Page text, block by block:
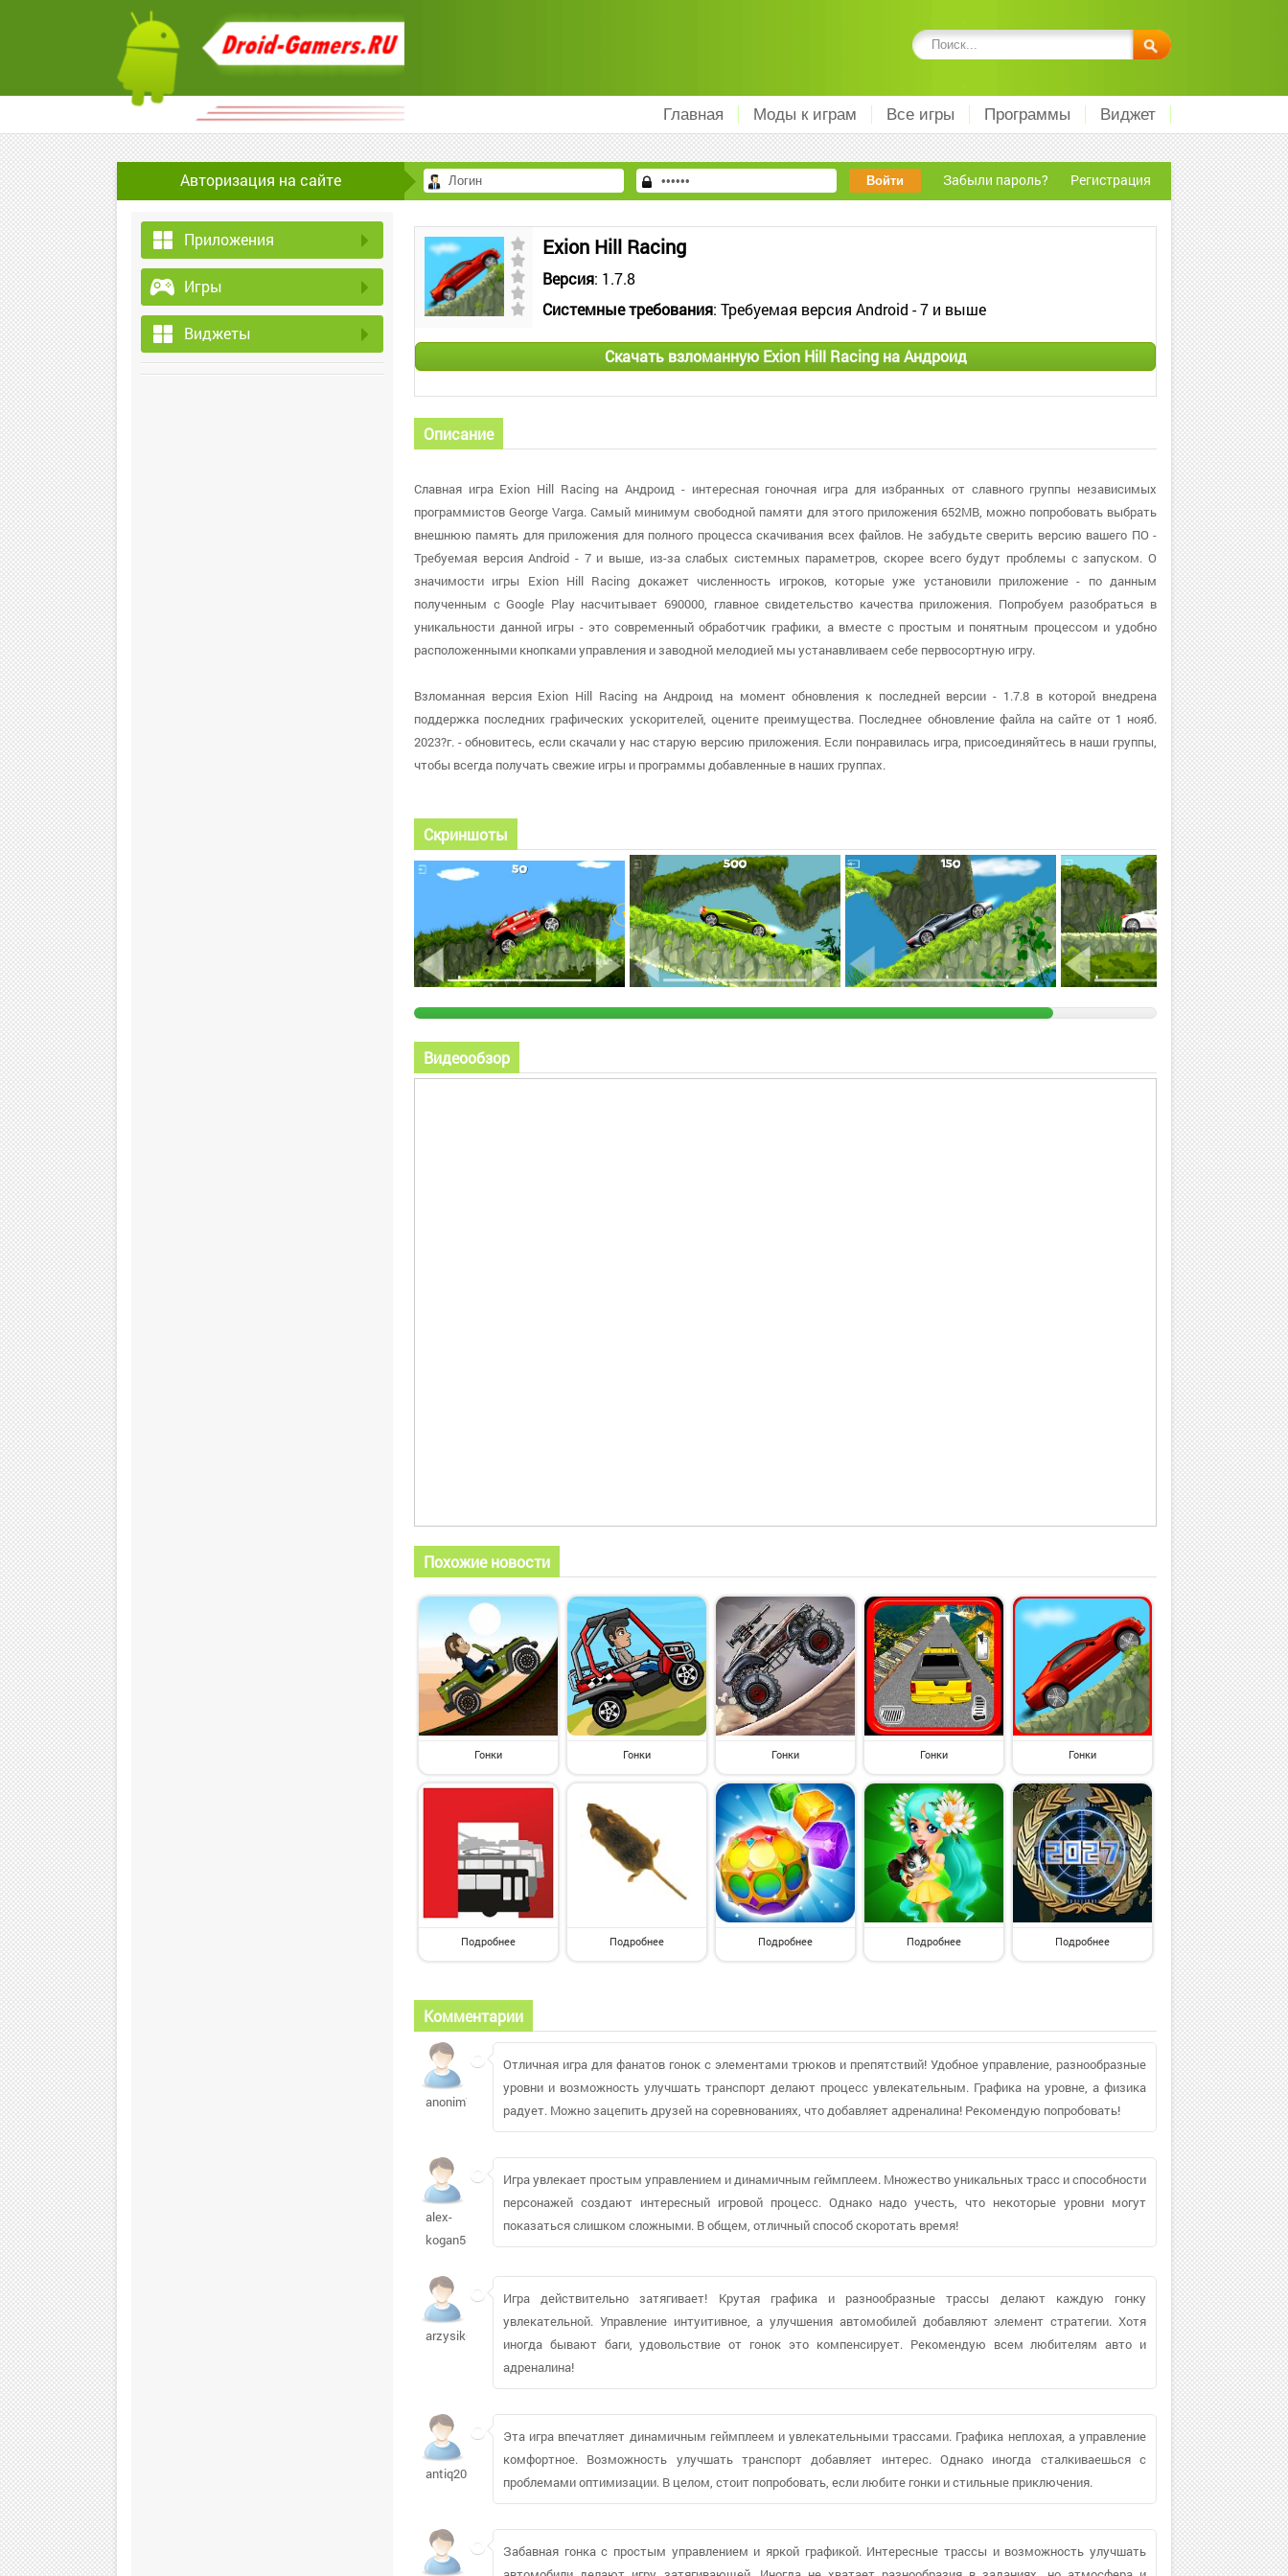
Главная Моды к играм Все игры Программы Виджет
Авторизация на сайте Забыли пароль? Регистрация
Приложения
Игры
Виджеты
Exion Hill Racing
Версия: 1.7.8
Системные требования: Требуемая версия Android - 7 и выше
Скачать взломанную Exion Hill Racing на Андроид
Описание
Славная игра Exion Hill Racing на Андроид - интересная гоночная игра для избранных от славного группы независимых
программистов George Varga. Самый минимум свободной памяти для этого приложения 652MB, можно попробовать выбрать
внешнюю память для приложения для полного процесса скачивания всех файлов. Не забудьте сверить версию вашего ПО -
Требуемая версия Android - 7 и выше, из-за слабых системных параметров, скорее всего будут проблемы с запуском. О
значимости игры Exion Hill Racing докажет численность игроков, которые уже установили приложение - по данным
полученным с Google Play насчитывает 690000, главное свидетельство качества приложения. Попробуем разобраться в
уникальности данной игры - это современный обработчик графики, а вместе с простым и понятным процессом и удобно
расположенными кнопками управления и заводной мелодией мы устанавливаем себе первосортную игру.
Взломанная версия Exion Hill Racing на Андроид на момент обновления к последней версии - 1.7.8 в которой внедрена
поддержка последних графических ускорителей, оцените преимущества. Последнее обновление файла на сайте от 1 нояб.
2023?г. - обновитесь, если скачали у нас старую версию приложения. Если понравилась игра, присоединяйтесь в наши группы,
чтобы всегда получать свежие игры и программы добавленные в наших группах.
Скриншоты
Видеообзор
Похожие новости
Гонки Гонки Гонки Гонки Гонки
Подробнее Подробнее Подробнее Подробнее Подробнее
Комментарии
anonim709728
Отличная игра для фанатов гонок с элементами трюков и препятствий! Удобное управление, разнообразные
уровни и возможность улучшать транспорт делают процесс увлекательным. Графика на уровне, а физика
радует. Можно зацепить друзей на соревнованиях, что добавляет адреналина! Рекомендую попробовать!
alex-
kogan535
Игра увлекает простым управлением и динамичным геймплеем. Множество уникальных трасс и способности
персонажей создают интересный игровой процесс. Однако надо учесть, что некоторые уровни могут
показаться слишком сложными. В общем, отличный способ скоротать время!
arzysik683
Игра действительно затягивает! Крутая графика и разнообразные трассы делают каждую гонку
увлекательной. Управление интуитивное, а улучшения автомобилей добавляют элемент стратегии. Хотя
иногда бывают баги, удовольствие от гонок это компенсирует. Рекомендую всем любителям авто и
адреналина!
antiq2002520
Эта игра впечатляет динамичным геймплеем и увлекательными трассами. Графика неплохая, а управление
комфортное. Возможность улучшать транспорт добавляет интерес. Однако иногда сталкиваешься с
проблемами оптимизации. В целом, стоит попробовать, если любите гонки и стильные приключения.
Забавная гонка с простым управлением и яркой графикой. Интересные трассы и возможность улучшать